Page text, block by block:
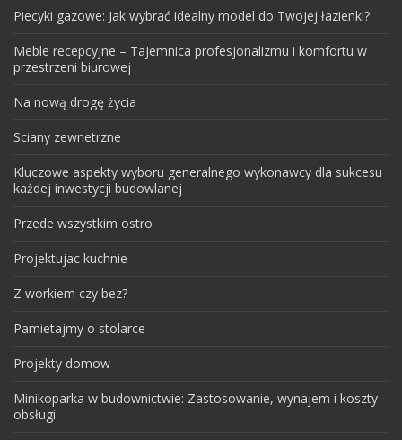
Piecyki gazowe: Jak wybrać idealny model do Twojej łazienki?
Meble recepcyjne – Tajemnica profesjonalizmu i komfortu w
przestrzeni biurowej
Na nową drogę życia
Sciany zewnetrzne
Kluczowe aspekty wyboru generalnego wykonawcy dla sukcesu
każdej inwestycji budowlanej
Przede wszystkim ostro
Projektujac kuchnie
Z workiem czy bez?
Pamietajmy o stolarce
Projekty domow
Minikoparka w budownictwie: Zastosowanie, wynajem i koszty
obsługi